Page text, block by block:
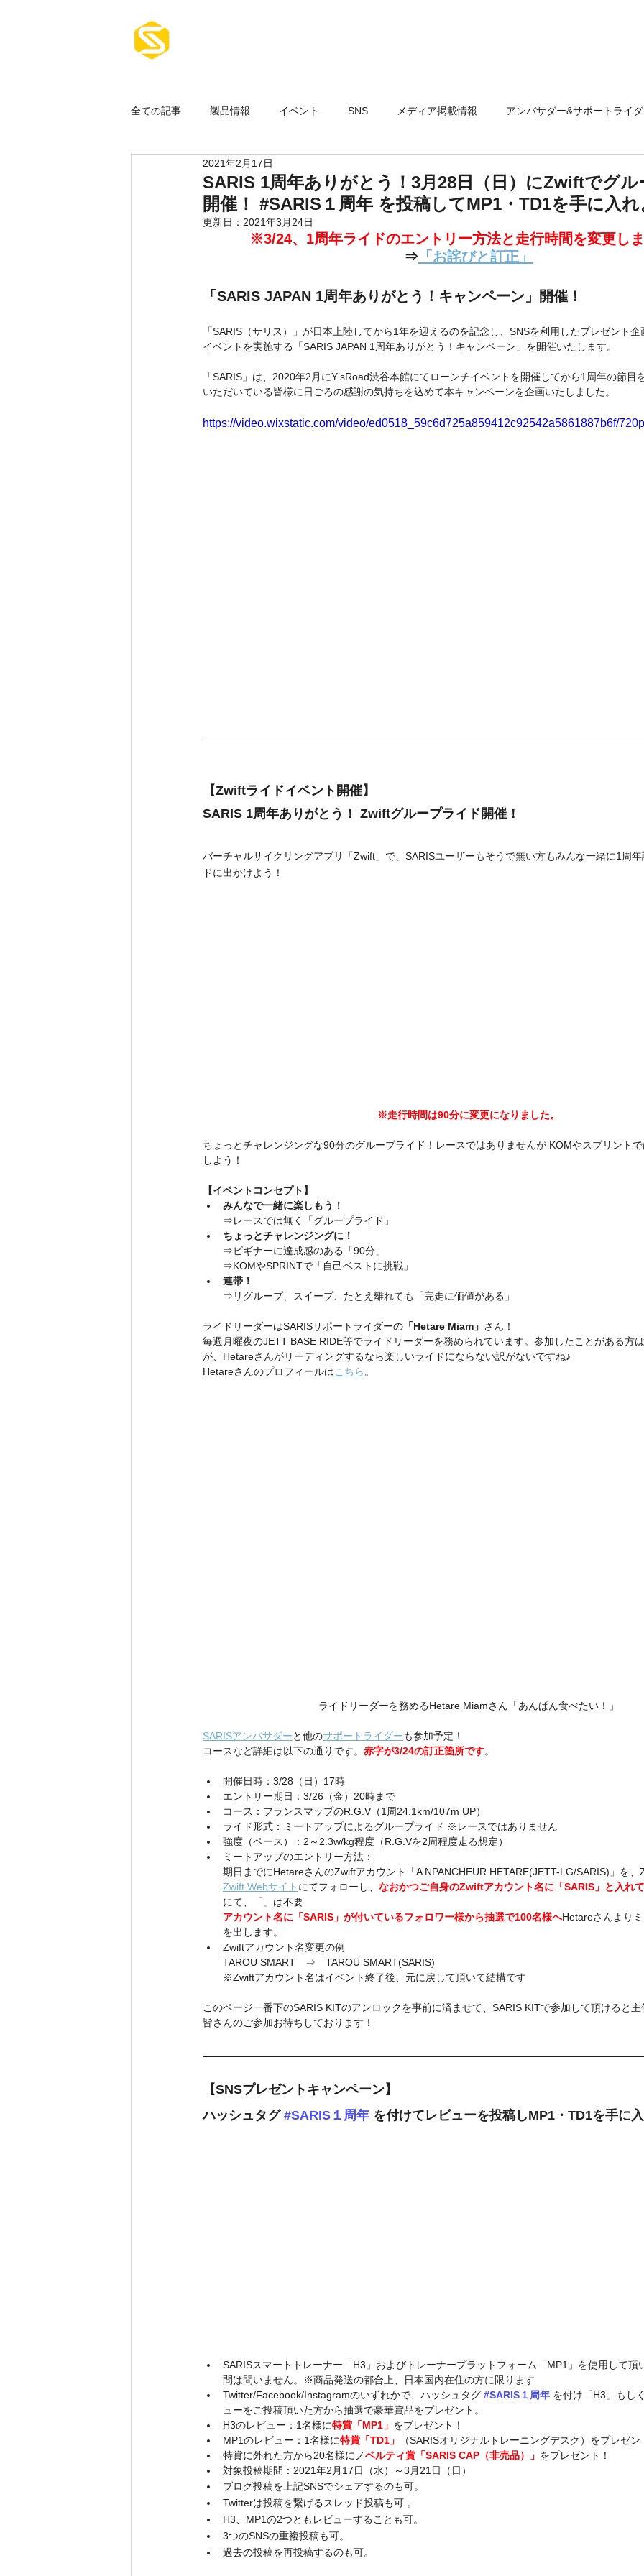
全ての記事 製品情報 イベント SNS メディア掲載情報 アンバサダー&サポートライ
SARIS 1周年ありがとう！3月28日（日）にZwiftでグル
開催！ #SARIS１周年 を投稿してMP1・TD1を手に入れ
2021年2月17日
更新日： 2021年3月24日
※3/24、1周年ライドのエントリー方法と走行時間を変更しま
⇒ 「お詫びと訂正」
「SARIS JAPAN 1周年ありがとう！キャンペーン」開催！
「SARIS（サリス）」が日本上陸してから1年を迎えるのを記念し、SNSを利用したプレゼント
イベントを実施する「SARIS JAPAN 1周年ありがとう！キャンペーン」を開催いたします。
「SARIS」は、2020年2月にY’sRoad渋谷本館にてローンチイベントを開催してから1周年の節目
いただいている皆様に日ごろの感謝の気持ちを込めて本キャンペーンを企画いたしました。
https://video.wixstatic.com/video/ed0518_59c6d725a859412c92542a5861887b6f/
【Zwiftライドイベント開催】
SARIS 1周年ありがとう！ Zwiftグループライド開催！
バーチャルサイクリングアプリ「Zwift」で、SARISユーザーもそうで無い方もみんな一緒に1周
ドに出かけよう！
※走行時間は90分に変更になりました。
ちょっとチャレンジングな90分のグループライド！レースではありませんが KOMやスプリント
しよう！
【イベントコンセプト】
みんなで一緒に楽しもう！
⇒レースでは無く「グループライド」
ちょっとチャレンジングに！
⇒ビギナーに達成感のある「90分」
⇒KOMやSPRINTで「自己ベストに挑戦」
連帯！
⇒リグループ、スイープ、たとえ離れても「完走に価値がある」
ライドリーダーはSARISサポートライダーの 「Hetare Miam」 さん！
毎週月曜夜のJETT BASE RIDE等でライドリーダーを務められています。参加したことがある方
が、Hetareさんがリーディングするなら楽しいライドにならない訳がないですね♪
Hetareさんのプロフィールはこちら 。
ライドリーダーを務めるHetare Miamさん「あんぱん食べたい！」
SARISアンバサダーと他のサポートライダーも参加予定！
コースなど詳細は以下の通りです。 赤字が3/24の訂正箇所です。
開催日時：3/28（日）17時
エントリー期日：3/26（金）20時まで
コース：フランスマップのR.G.V（1周24.1km/107m UP）
ライド形式：ミートアップによるグループライド ※レースではありません
強度（ペース）：2～2.3w/kg程度（R.G.Vを2周程度走る想定）
ミートアップのエントリー方法：
期日までにHetareさんのZwiftアカウント「A NPANCHEUR HETARE(JETT-LG/SARIS)」を
Zwift Webサイト にてフォローし、 なおかつご自身のZwiftアカウント名に「SARIS」と入れ
にて、「」は不要
アカウント名に「SARIS」が付いているフォロワー様から抽選で100名様へHetareさんより
を出します。
Zwiftアカウント名変更の例
TAROU SMART　⇒　TAROU SMART(SARIS)
※Zwiftアカウント名はイベント終了後、元に戻して頂いて結構です
このページ一番下のSARIS KITのアンロックを事前に済ませて、SARIS KITで参加して頂けると主
皆さんのご参加お待ちしております！
【SNSプレゼントキャンペーン】
ハッシュタグ #SARIS １周年 を付けてレビューを投稿しMP1・TD1を手に入
SARISスマートトレーナー「H3」およびトレーナープラットフォーム「MP1」を使用して頂
間は問いません。※商品発送の都合上、日本国内在住の方に限ります
Twitter/Facebook/Instagramのいずれかで、ハッシュタグ #SARIS１周年 を付け「H3」もし
ューをご投稿頂いた方から抽選で豪華賞品をプレゼント。
H3のレビュー：1名様に特賞「MP1」 をプレゼント！
MP1のレビュー：1名様に特賞「TD1」
（SARISオリジナルトレーニングデスク）をプレゼン
特賞に外れた方から20名様にノベルティ賞「SARIS CAP（非売品）」 をプレゼント！
対象投稿期間：2021年2月17日（水）～3月21日（日）
ブログ投稿を上記SNSでシェアするのも可。
Twitterは投稿を繋げるスレッド投稿も可 。
H3、MP1の2つともレビューすることも可。
3つのSNSの重複投稿も可。
過去の投稿を再投稿するのも可。